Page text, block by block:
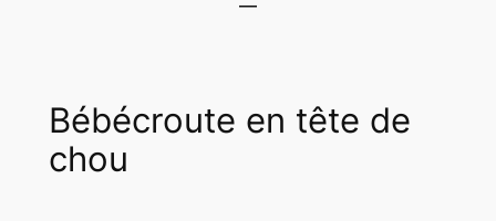
Bébécroute en tête de
chou